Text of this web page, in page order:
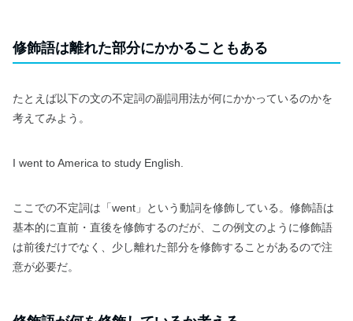
修飾語は離れた部分にかかることもある
たとえば以下の文の不定詞の副詞用法が何にかかっているのかを
考えてみよう。
I went to America to study English.
ここでの不定詞は「went」という動詞を修飾している。修飾語は
基本的に直前・直後を修飾するのだが、この例文のように修飾語
は前後だけでなく、少し離れた部分を修飾することがあるので注
意が必要だ。